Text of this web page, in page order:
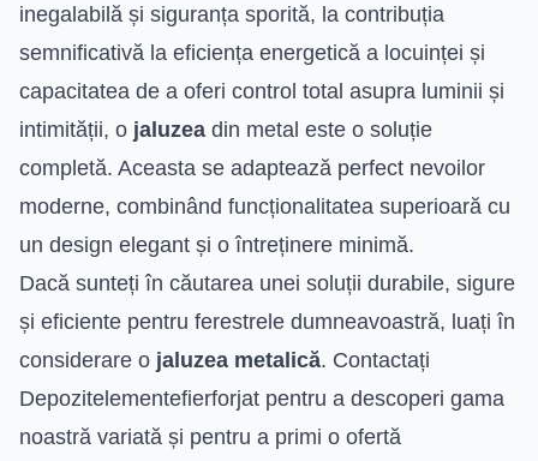
inegalabilă și siguranța sporită, la contribuția
semnificativă la eficiența energetică a locuinței și
capacitatea de a oferi control total asupra luminii și
intimității, o jaluzea din metal este o soluție
completă. Aceasta se adaptează perfect nevoilor
moderne, combinând funcționalitatea superioară cu
un design elegant și o întreținere minimă.
Dacă sunteți în căutarea unei soluții durabile, sigure
și eficiente pentru ferestrele dumneavoastră, luați în
considerare o jaluzea metalică. Contactați
Depozitelementefierforjat pentru a descoperi gama
noastră variată și pentru a primi o ofertă